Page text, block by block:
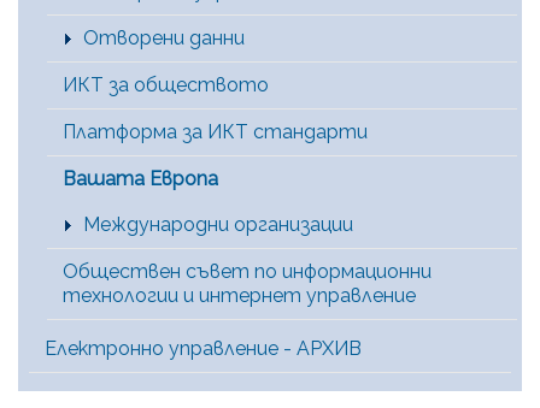
Отворени данни
ИКТ за обществото
Платформа за ИКТ стандарти
Вашата Европа
Международни организации
Обществен съвет по информационни
технологии и интернет управление
Електронно управление - АРХИВ